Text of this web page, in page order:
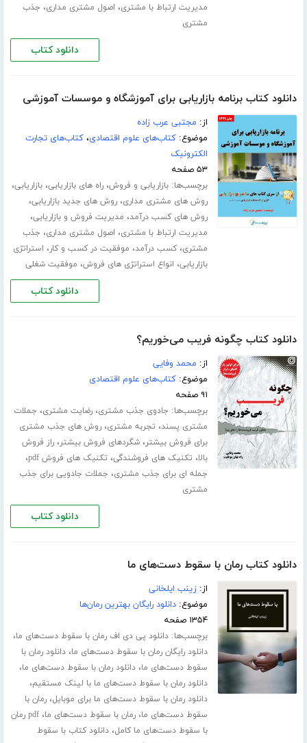
مدیریت ارتباط با مشتری، اصول مشتری مداری، جذب
مشتری
دانلود کتاب
دانلود کتاب برنامه بازاریابی برای آموزشگاه و موسسات آموزشی
از: مجتبی عرب زاده
موضوع:کتاب‌های علوم اقتصادی،کتاب‌های تجارت
الکترونیک
۵۳ صفحه
برچسب‌ها:بازاریابی و فروش،راه های بازاریابی،بازاریابی،
روش های مشتری مداری،روش های جدید بازاریابی،
روش های کسب درآمد، مدیریت فروش و بازاریابی،
مدیریت ارتباط با مشتری، اصول مشتری مداری، جذب
مشتری،کسب درآمد، موفقیت در کسب و کار، استراتژی
بازاریابی، انواع استراتژی های فروش، موفقیت شغلی
دانلود کتاب
دانلود کتاب چگونه فریب می‌خوریم؟
از: محمد وفایی
موضوع:کتاب‌های علوم اقتصادی
۹۱ صفحه
برچسب‌ها: جادوی جذب مشتری،رضایت مشتری، جملات
مشتری پسند، تجربه مشتری،روش های جذب مشتری
برای فروش بیشتر،شگردهای فروش بیشتر،راز فروش
بالا، تکنیک های فروشندگی، تکنیک های فروش pdf ،
جمله ای برای جذب مشتری، جملات جادویی برای جذب
مشتری
دانلود کتاب
دانلود کتاب رمان با سقوط دست‌های ما
از:زینب ایلخانی
موضوع:دانلود رایگان بهترین رمان‌ها
۱۳۵۴ صفحه
برچسب‌ها:دانلود پی دی اف رمان با سقوط دست‌های ما،
دانلود رایگان رمان با سقوط دست‌های ما،دانلود رمان با
سقوط دست‌های ما،دانلود رمان با سقوط دست‌های ما،
دانلود رمان با سقوط دست‌های ما با لینک مستقیم،
دانلود رمان با سقوط دست‌های ما برای موبایل،رمان با
سقوط دست‌های ما،رمان با سقوط دست‌های ما،
pdf رمان
با سقوط دست‌های ما کامل،دانلود کتاب با سقوط